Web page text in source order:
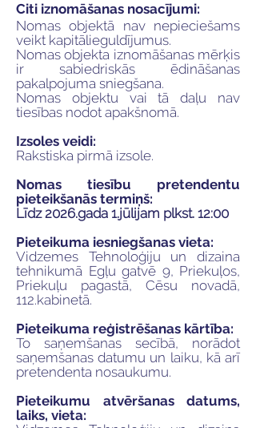
Citi iznomāšanas nosacījumi:
Nomas objektā nav nepieciešams
veikt kapitālieguldījumus.
Nomas objekta iznomāšanas mērķis
ir sabiedriskās ēdināšanas
pakalpojuma sniegšana.
Nomas objektu vai tā daļu nav
tiesības nodot apakšnomā.
Izsoles veidi:
Rakstiska pirmā izsole.
Nomas tiesību pretendentu
pieteikšanās termiņš:
Līdz 2026.gada 1.jūlijam plkst. 12:00
Pieteikuma iesniegšanas vieta:
Vidzemes Tehnoloģiju un dizaina
tehnikumā Egļu gatvē 9, Priekuļos,
Priekuļu pagastā, Cēsu novadā,
112.kabinetā.
Pieteikuma reģistrēšanas kārtība:
To saņemšanas secībā, norādot
saņemšanas datumu un laiku, kā arī
pretendenta nosaukumu.
Pieteikumu atvēršanas datums,
laiks, vieta: